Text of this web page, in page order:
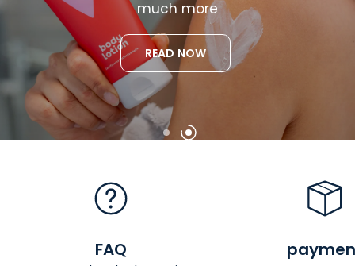
cosmetics in
clean
formulas without fragrances.
DISCOVER NOW
much more
READ NOW
FAQ